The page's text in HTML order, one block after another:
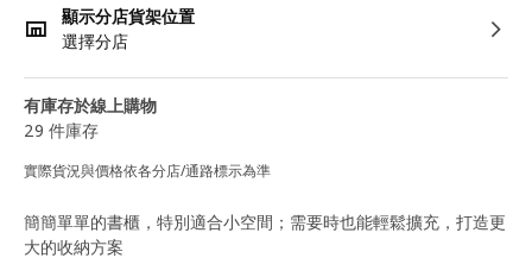
顯示分店貨架位置
選擇分店
有庫存於線上購物
29 件庫存
實際貨況與價格依各分店/通路標示為準
簡簡單單的書櫃，特別適合小空間；需要時也能輕鬆擴充，打造更
大的收納方案